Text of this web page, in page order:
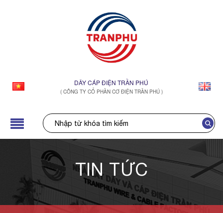
DÂY CÁP ĐIỆN TRẦN PHÚ
( CÔNG TY CỔ PHẦN CƠ ĐIỆN TRẦN PHÚ )
TIN TỨC